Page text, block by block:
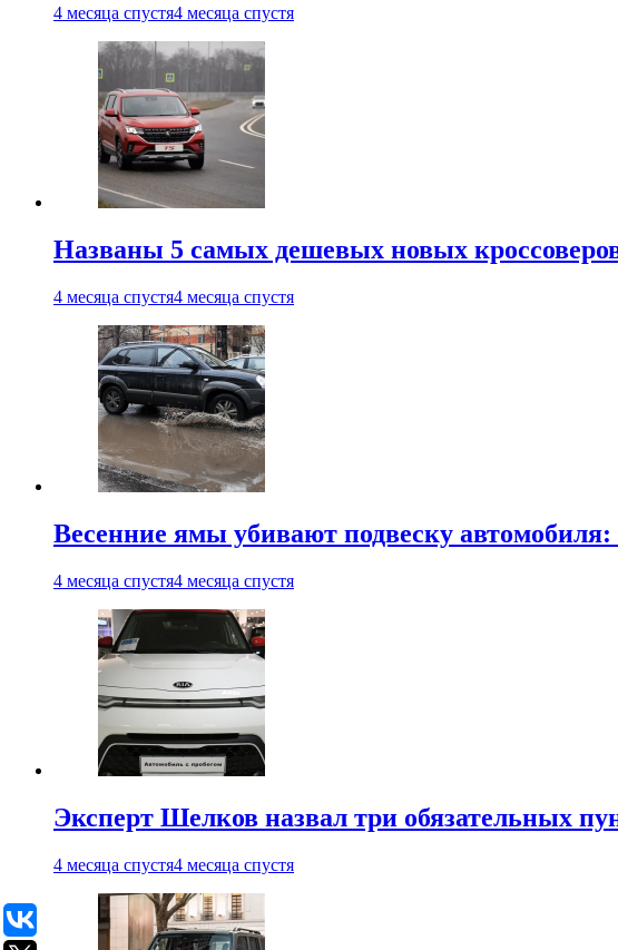
4 месяца спустя4 месяца спустя
Названы 5 самых дешевых новых
4 месяца спустя4 месяца спустя
Весенние ямы убивают подвеску
4 месяца спустя4 месяца спустя
Эксперт Шелков назвал три обязательных
4 месяца спустя4 месяца спустя